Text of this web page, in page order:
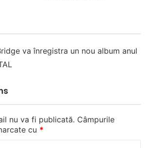
va înregistra un nou album anul
nu va fi publicată. Câmpurile
cu *